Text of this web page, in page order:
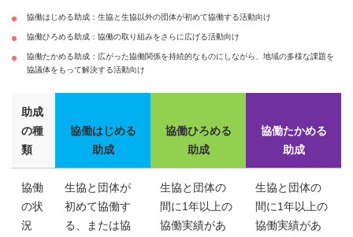
協働はじめる助成：生協と生協以外の団体が初めて協働する活動向け
協働ひろめる助成：協働の取り組みをさらに広げる活動向け
協働たかめる助成：広がった協働関係を持続的なものにしながら、地域の多様な課題を
協議体をもって解決する活動向け
助成
の種
類
協働はじめる
助成
協働ひろめる
助成
協働たかめる
助成
協働
の状
況
生協と団体が
初めて協働す
る、または協
生協と団体の
間に1年以上の
協働実績があ
生協と団体の
間に1年以上の
協働実績があ